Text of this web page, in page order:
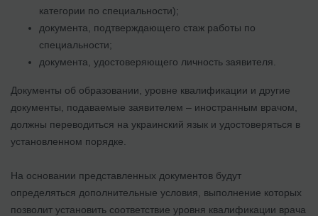
категории по специальности);
документа, подтверждающего стаж работы по
специальности;
документа, удостоверяющего личность заявителя.
Документы об образовании, уровне квалификации и другие
документы, подаваемые заявителем – иностранным врачом,
должны переводиться на украинский язык и удостоверяться в
установленном порядке.
На основании представленных документов будут
определяться дополнительные условия, выполнение которых
позволит установить соответствие уровня квалификации врача